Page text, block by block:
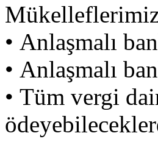
• Anlaşmalı
• Anlaşmalı
• Tüm vergi